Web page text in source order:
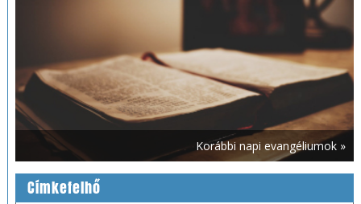
Korábbi napi evangéliumok »
Címkefelhő